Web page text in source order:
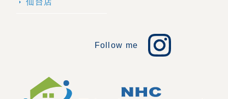
arrow_right 仙台店
Follow me